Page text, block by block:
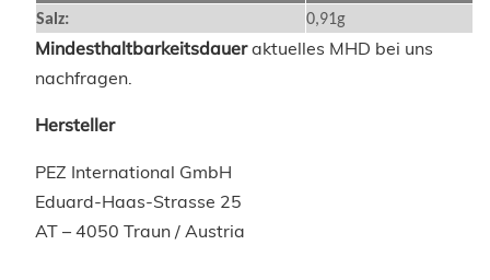
Salz:
0,91g
Mindesthaltbarkeitsdaueraktuelles MHD bei uns
nachfragen.
Hersteller
PEZ International GmbH
Eduard-Haas-Strasse 25
AT – 4050 Traun / Austria